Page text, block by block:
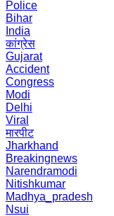
Police
Bihar
India
कांग्रेस
Gujarat
Accident
Congress
Modi
Delhi
Viral
मारपीट
Jharkhand
Breakingnews
Narendramodi
Nitishkumar
Madhya_pradesh
Nsui